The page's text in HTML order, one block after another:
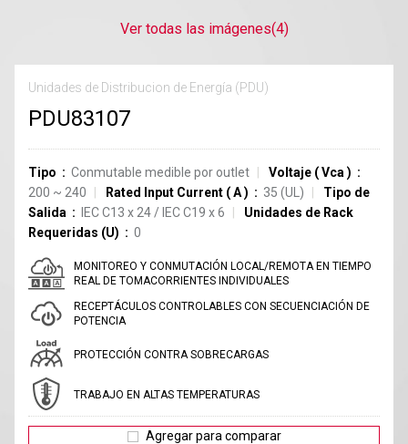
Ver todas las imágenes(4)
Unidades de Distribucion de Energía (PDU)
PDU83107
Tipo Conmutable medible por outlet Voltaje (Vca )
200 ~ 240
Rated Input Current (A) 35 (UL)
Tipo de
Salida
IEC C13 x 24 / IEC C19 x6
Unidades de Rack
Requeridas (U)
0
MONITOREO Y CONMUTACIÓN LOCAL/REMOTA EN TIEMPO
REAL DE TOMACORRIENTES INDIVIDUALES
RECEPTÁCULOS CONTROLABLES CON SECUENCIACIÓN DE
POTENCIA
PROTECCIÓN CONTRA SOBRECARGAS
TRABAJO EN ALTAS TEMPERATURAS
Agregar para comparar